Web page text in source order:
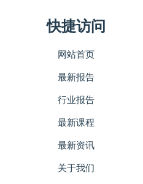
快捷访问
网站首页
最新报告
行业报告
最新课程
最新资讯
关于我们